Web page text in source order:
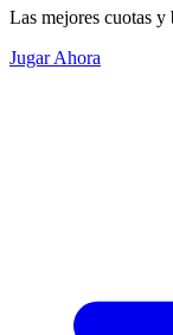
Las mejores cuotas y
Jugar Ahora